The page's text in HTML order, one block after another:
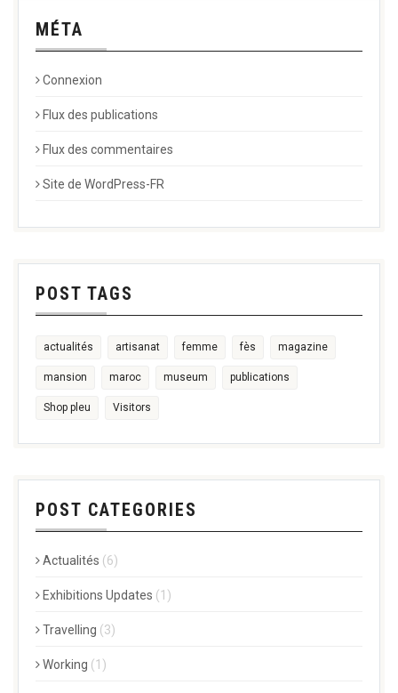
MÉTA
Connexion
Flux des publications
Flux des commentaires
Site de WordPress-FR
POST TAGS
actualités artisanat femme fès magazine
mansion maroc museum publications
Shop pleu Visitors
POST CATEGORIES
Actualités (6)
Exhibitions Updates (1)
Travelling (3)
Working (1)